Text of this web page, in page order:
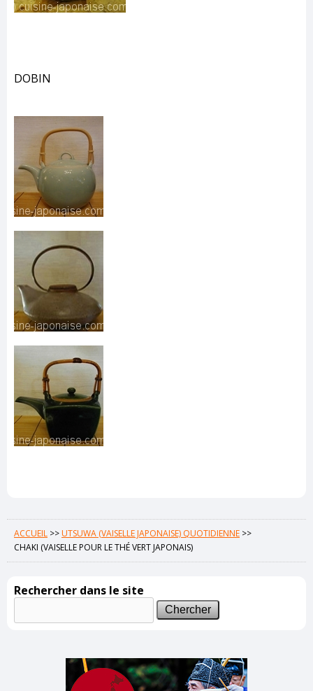
DOBIN
ACCUEIL >>UTSUWA (VAISELLE JAPONAISE) QUOTIDIENNE >>
CHAKI (VAISELLE POUR LE THÉ VERT JAPONAIS)
Rechercher dans le site